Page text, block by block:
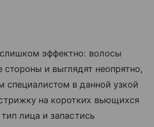
эффектно: волосы
и выглядят неопрятно,
специалистом в данной узкой
на коротких вьющихся
лица и запастись